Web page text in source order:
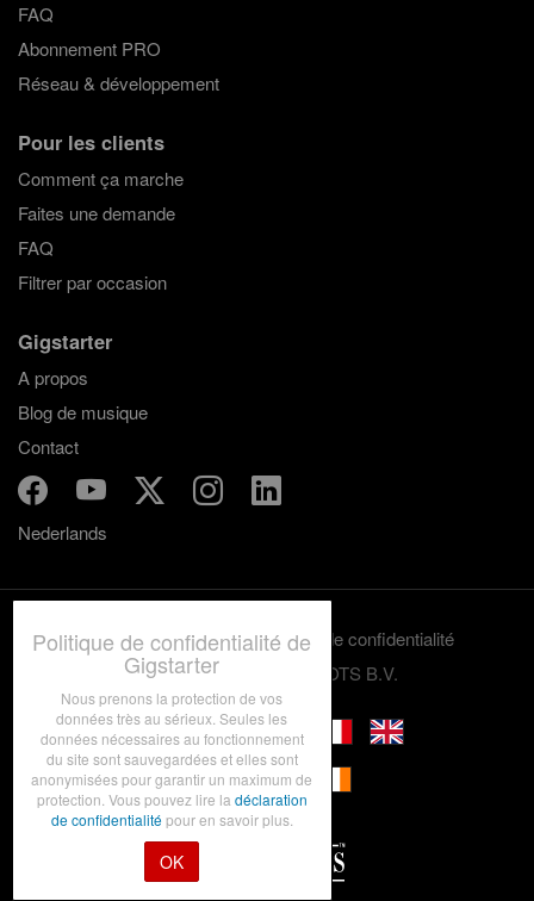
FAQ
Abonnement PRO
Réseau & développement
Pour les clients
Comment ça marche
Faites une demande
FAQ
Filtrer par occasion
Gigstarter
A propos
Blog de musique
Contact
Nederlands
Termes et conditions
Politique de confidentialité
© 2012-2026 GRASSROOTS B.V.
Politique de confidentialité de
Gigstarter
Nous prenons la protection de vos
données très au sérieux. Seules les
données nécessaires au fonctionnement
du site sont sauvegardées et elles sont
anonymisées pour garantir un maximum de
protection. Vous pouvez lire la déclaration
de confidentialitépour en savoir plus.
OK